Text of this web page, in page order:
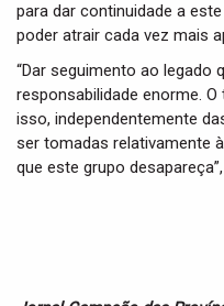
para dar continuidade a
poder atrair cada vez mais
“Dar seguimento ao legado
responsabilidade enorme.
isso, independentemente
ser tomadas relativamente
que este grupo